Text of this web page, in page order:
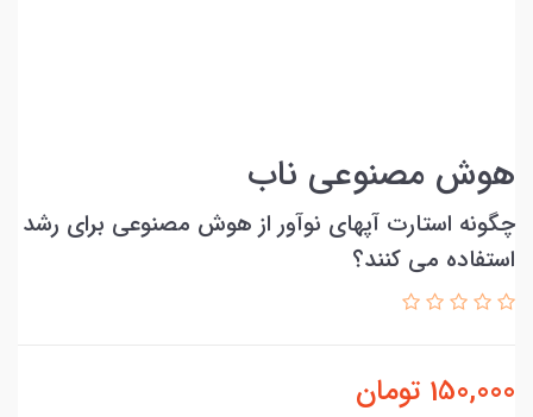
هوش مصنوعی ناب
چگونه استارت آپهای نوآور از هوش مصنوعی برای رشد
استفاده می کنند؟
150,000 تومان